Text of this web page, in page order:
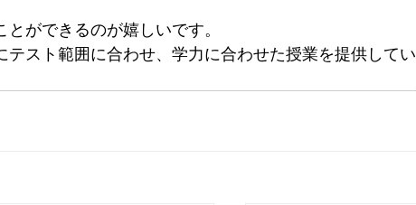
ができるのが嬉しいです。
スト範囲に合わせ、学力に合わせた授業を提供してい